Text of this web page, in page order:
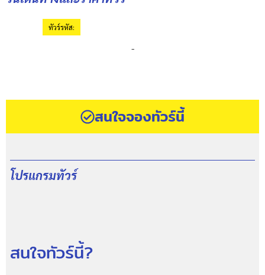
ทัวร์รหัส:
-
สนใจจองทัวร์นี้
โปรแกรมทัวร์
สนใจทัวร์นี้?